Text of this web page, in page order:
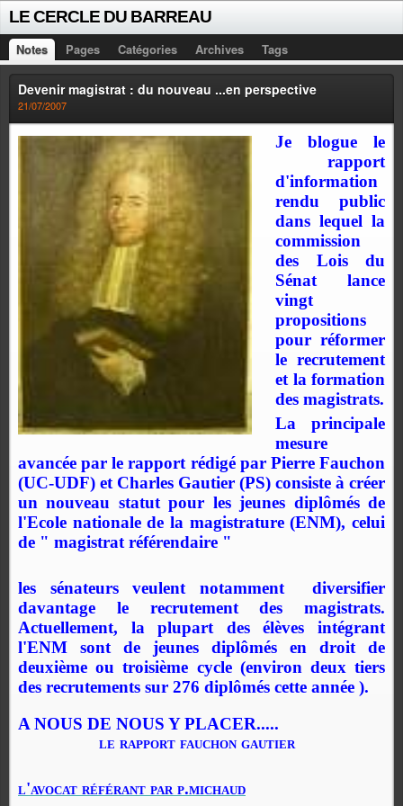
LE CERCLE DU BARREAU
Notes Pages Catégories Archives Tags
Devenir magistrat : du nouveau ...en perspective
21/07/2007
Je blogue le
rapport
d'information
rendu public
dans lequel la
commission
des Lois du
Sénat lance
vingt
propositions
pour réformer
le recrutement
et la formation
des magistrats.
La principale
mesure
avancée par le rapport rédigé par Pierre Fauchon
(UC-UDF) et Charles Gautier (PS) consiste à créer
un nouveau statut pour les jeunes diplômés de
l'Ecole nationale de la magistrature (ENM), celui
de " magistrat référendaire "
les sénateurs veulent notamment
diversifier
davantage le recrutement des magistrats.
Actuellement, la plupart des élèves intégrant
l'ENM sont de jeunes diplômés en droit de
deuxième ou troisième cycle (environ deux tiers
des recrutements sur 276 diplômés cette année ).
A NOUS DE NOUS Y PLACER.....
le rapport fauchon gautier
l'avocat référant par p.michaud